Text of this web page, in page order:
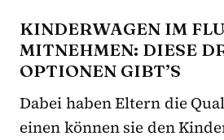
KINDERWAGEN IM
MITNEHMEN: DIESE
OPTIONEN GIBT’S
Dabei haben Eltern die
einen können sie den